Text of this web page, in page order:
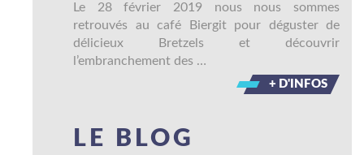
Le 28 février 2019 nous nous sommes
retrouvés au café Biergit pour déguster de
délicieux Bretzels et découvrir
l’embranchement des …
+ D'INFOS
LE BLOG